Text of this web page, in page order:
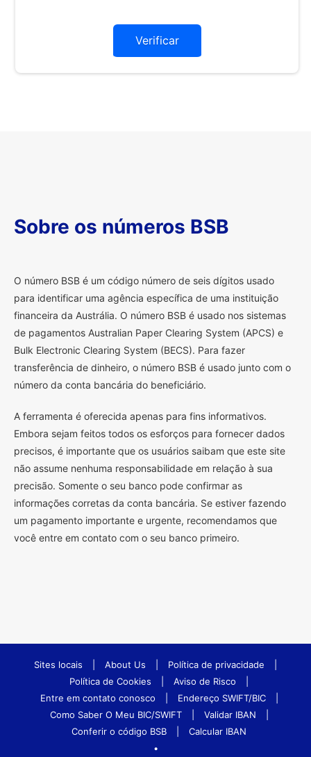
Verificar
Sobre os números BSB
O número BSB é um código número de seis dígitos usado
para identificar uma agência específica de uma instituição
financeira da Austrália. O número BSB é usado nos sistemas
de pagamentos Australian Paper Clearing System (APCS) e
Bulk Electronic Clearing System (BECS). Para fazer
transferência de dinheiro, o número BSB é usado junto com o
número da conta bancária do beneficiário.
A ferramenta é oferecida apenas para fins informativos.
Embora sejam feitos todos os esforços para fornecer dados
precisos, é importante que os usuários saibam que este site
não assume nenhuma responsabilidade em relação à sua
precisão. Somente o seu banco pode confirmar as
informações corretas da conta bancária. Se estiver fazendo
um pagamento importante e urgente, recomendamos que
você entre em contato com o seu banco primeiro.
Sites locais About Us Política de privacidade
Política de Cookies
Aviso de Risco
Entre em contato conosco
Endereço SWIFT/BIC
Como Saber O Meu BIC/SWIFT
Validar IBAN
Conferir o código BSB
Calcular IBAN
•